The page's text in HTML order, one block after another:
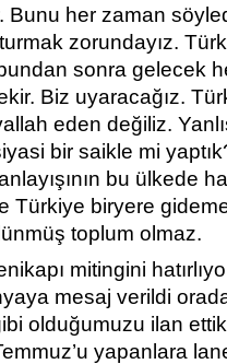
Bunu her zaman
zorundayız.
sonra gelecek
Biz uyaracağız.
eden değiliz.
bir saikle mi
bu ülkede
Türkiye biryere
toplum olmaz.
mitingini
mesaj verildi
olduğumuzu ilan
yapanlara